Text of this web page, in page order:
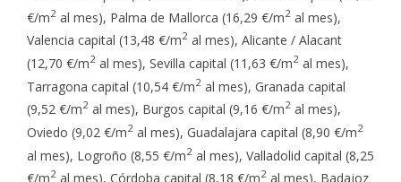
€/m2al mes), Palma de Mallorca (16,29 €/m2al mes),
Valencia capital (13,48 €/m2al mes), Alicante / Alacant
(12,70 €/m2al mes), Sevilla capital (11,63 €/m2al mes),
Tarragona capital (10,54 €/m2al mes), Granada capital
(9,52 €/m2al mes), Burgos capital (9,16 €/m2al mes),
Oviedo (9,02 €/m2al mes), Guadalajara capital (8,90 €/m2
al mes), Logroño (8,55 €/m2al mes), Valladolid capital (8,25
€/m2al mes), Córdoba capital (8,18 €/m2al mes), Badajoz